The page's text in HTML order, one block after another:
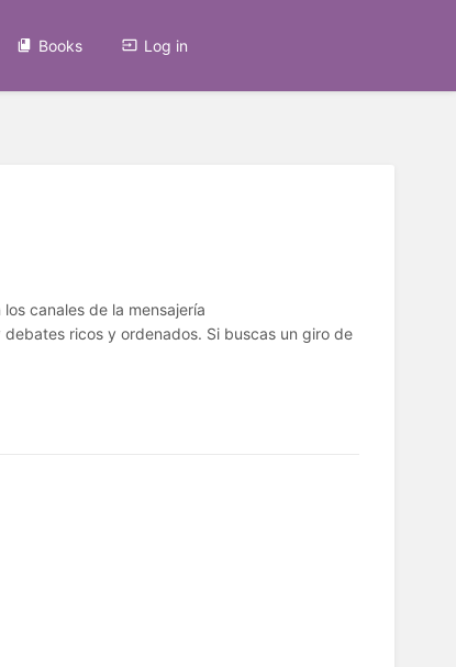
Books Log in
canales de la mensajería
ricos y ordenados. Si buscas un giro de